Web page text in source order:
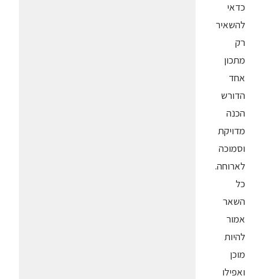
כדאי
להשאיר
רק
מתכון
אחד
הדורש
הכנה
מדויקת
וסמוכה
לארוחה.
כל
השאר
אמור
להיות
מוכן
ואפילו